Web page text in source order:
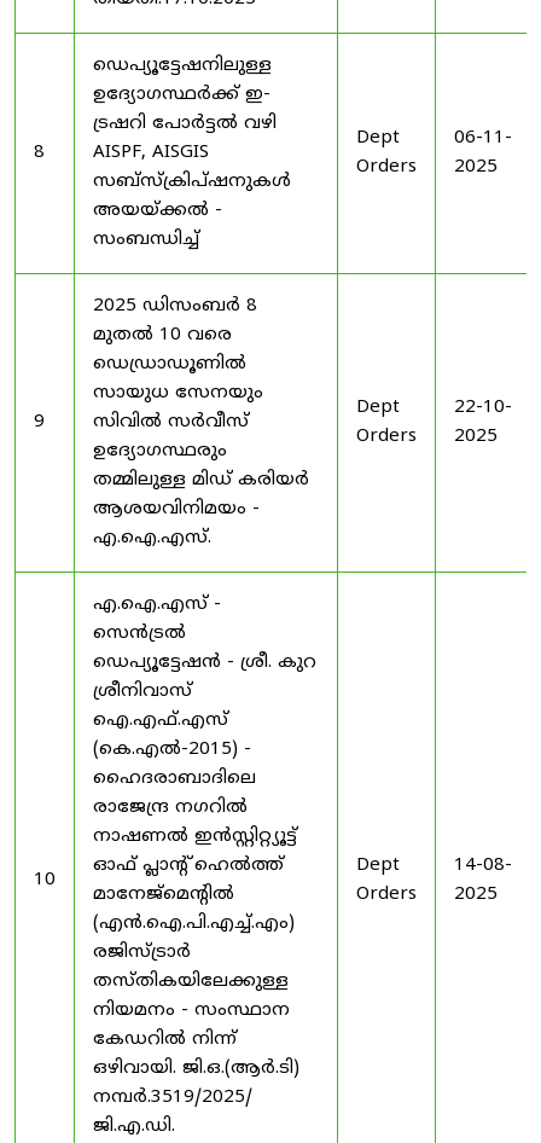
8
ഡെപ്യൂട്ടേഷനിലുള്ള
ഉദ്യോഗസ്ഥർക്ക് ഇ-
ട്രഷറി പോർട്ടൽ വഴി
AISPF, AISGIS
സബ്‌സ്‌ക്രിപ്‌ഷനുകൾ
അയയ്ക്കൽ -
സംബന്ധിച്ച്
Dept
Orders
06-11-
2025
9
2025 ഡിസംബർ 8
മുതൽ 10 വരെ
ഡെഡ്രാഡൂണിൽ
സായുധ സേനയും
സിവിൽ സർവീസ്
ഉദ്യോഗസ്ഥരും
തമ്മിലുള്ള മിഡ് കരിയർ
ആശയവിനിമയം -
എ.ഐ.എസ്.
Dept
Orders
22-10-
2025
10
എ.ഐ.എസ് -
സെൻട്രൽ
ഡെപ്യൂട്ടേഷൻ - ശ്രീ. കുറ
ശ്രീനിവാസ്
ഐ.എഫ്.എസ്
(കെ.എൽ-2015) -
ഹൈദരാബാദിലെ
രാജേന്ദ്ര നഗറിൽ
നാഷണൽ ഇൻസ്റ്റിറ്റ്യൂട്ട്
ഓഫ് പ്ലാന്റ് ഹെൽത്ത്
മാനേജ്‌മെന്റിൽ
(എൻ.ഐ.പി.എച്ച്.എം)
രജിസ്ട്രാർ
തസ്തികയിലേക്കുള്ള
നിയമനം - സംസ്ഥാന
കേഡറിൽ നിന്ന്
ഒഴിവായി. ജി.ഒ.(ആർ.ടി)
നമ്പർ.3519/2025/
ജി.എ.ഡി.
Dept
Orders
14-08-
2025